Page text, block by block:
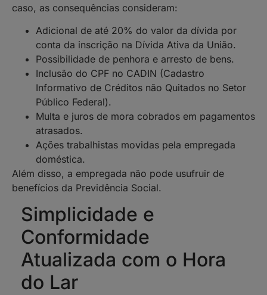
caso, as consequências consideram:
Adicional de até 20% do valor da dívida por
conta da inscrição na Dívida Ativa da União.
Possibilidade de penhora e arresto de bens.
Inclusão do CPF no CADIN (Cadastro
Informativo de Créditos não Quitados no Setor
Público Federal).
Multa e juros de mora cobrados em pagamentos
atrasados.
Ações trabalhistas movidas pela empregada
doméstica.
Além disso, a empregada não pode usufruir de
benefícios da Previdência Social.
Simplicidade e
Conformidade
Atualizada com o Hora
do Lar